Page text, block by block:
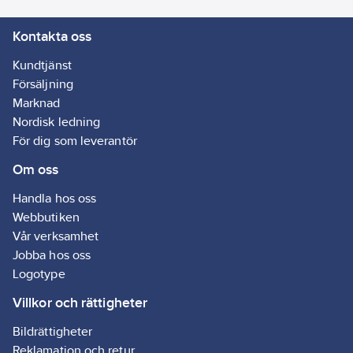
Kontakta oss
Kundtjänst
Försäljning
Marknad
Nordisk ledning
För dig som leverantör
Om oss
Handla hos oss
Webbutiken
Vår verksamhet
Jobba hos oss
Logotype
Villkor och rättigheter
Bildrättigheter